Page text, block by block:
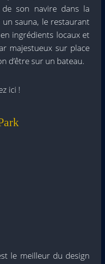
son navire dans la
sauna, le restaurant
en ingrédients locaux et
majestueux sur place
d’être sur un bateau.
ici !
le meilleur du design